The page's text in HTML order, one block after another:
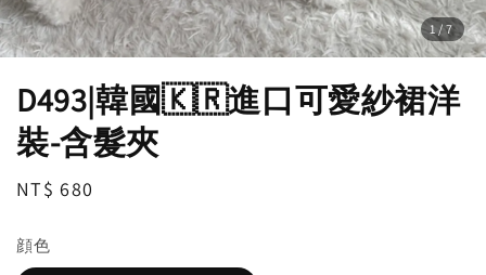
1 /7
D493|韓國🇰🇷進口可愛紗裙洋
裝-含髮夾
Regular
NT$ 680
顔色